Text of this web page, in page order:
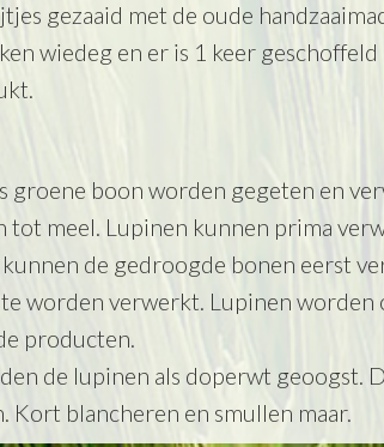
gezaaid met de oude
wiedeg en er is 1 keer
groene boon worden gegeten en
tot meel. Lupinen kunnen prima
de gedroogde bonen eerst
worden verwerkt. Lupinen
producten.
de lupinen als doperwt geoogst.
Kort blancheren en smullen maar.